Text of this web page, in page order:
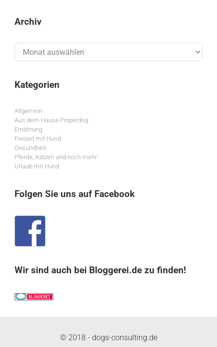
Archiv
Kategorien
Allgemein
Aus dem Hause Properdog
Ernährung
Freizeit mit Hund
Gesundheit
Pferde, Katzen und noch mehr
Urlaub mit Hund
Folgen Sie uns auf Facebook
Wir sind auch bei Bloggerei.de zu finden!
© 2018 - dogs-consulting.de